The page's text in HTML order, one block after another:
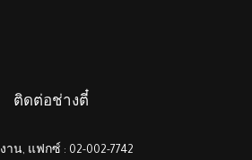
ติดต่อช่างตี๋
าน, แฟกซ์ : 02-002-7742